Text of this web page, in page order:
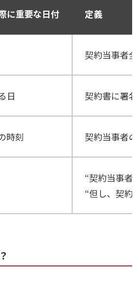
に重要な日付 定義
契約当事者
日 契約書に署
時刻 契約当事者
“契約当事者
“但し、契